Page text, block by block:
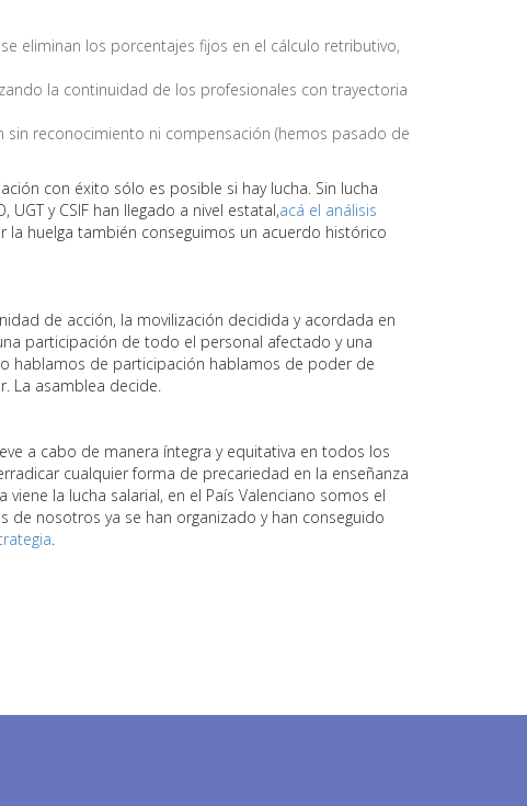
eliminan los porcentajes fijos en el cálculo retributivo,
la continuidad de los profesionales con trayectoria
sin reconocimiento ni compensación (hemos pasado de
con éxito sólo es posible si hay lucha. Sin lucha
y CSIF han llegado a nivel estatal,acá el análisis
la huelga también conseguimos un acuerdo histórico
de acción, la movilización decidida y acordada en
participación de todo el personal afectado y una
hablamos de participación hablamos de poder de
La asamblea decide.
a cabo de manera íntegra y equitativa en todos los
cualquier forma de precariedad en la enseñanza
la lucha salarial, en el País Valenciano somos el
nosotros ya se han organizado y han conseguido
.